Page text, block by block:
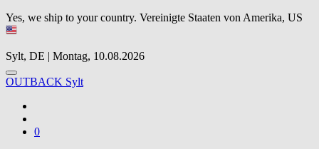
Yes, we ship to your country. Vereinigte Staaten von Amerika, US
Sylt, DE | Montag, 10.08.2026
OUTBACK Sylt
0